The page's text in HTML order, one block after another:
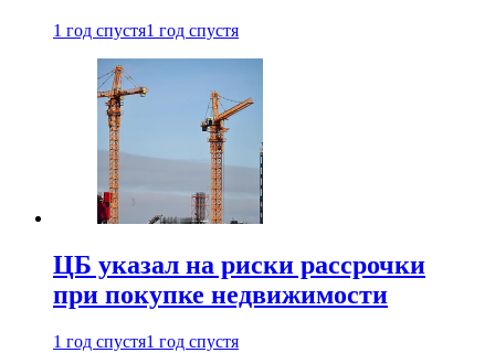
1 год спустя1 год спустя
ЦБ указал на риски рассрочки
при покупке недвижимости
1 год спустя1 год спустя